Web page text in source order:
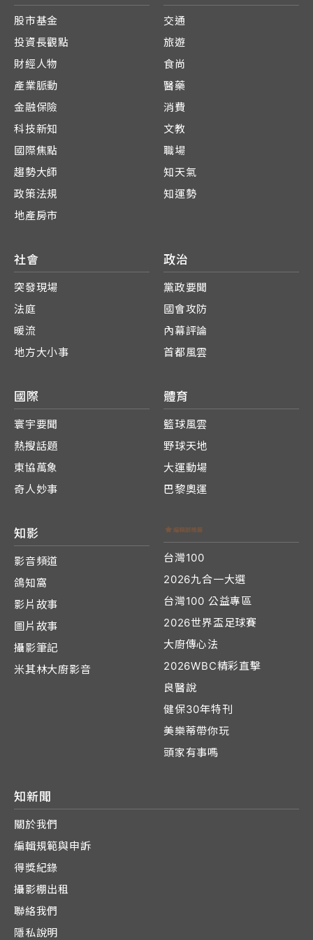
股市基金
投資長觀點
財經人物
產業脈動
金融保險
科技新知
國際焦點
趨勢大師
政策法規
地產房市
交通
旅遊
食尚
醫藥
消費
文教
職場
知天氣
知運勢
社會
突發現場
法庭
暖流
地方大小事
政治
黨政要聞
國會攻防
內幕評論
首都風雲
國際
寰宇要聞
熱搜話題
東協萬象
奇人妙事
體育
籃球風雲
野球天地
大運動場
巴黎奧運
知影
影音頻道
鴿知窩
影片故事
圖片故事
攝影筆記
米其林大廚影音
台灣100
2026九合一大選
台灣100 公益專區
2026世界盃足球賽
大廚傳心法
2026WBC精彩直擊
良醫說
健保30年特刊
美樂蒂帶你玩
頭家有事嗎
知新聞
關於我們
編輯規範與申訴
得獎紀錄
攝影棚出租
聯絡我們
隱私說明